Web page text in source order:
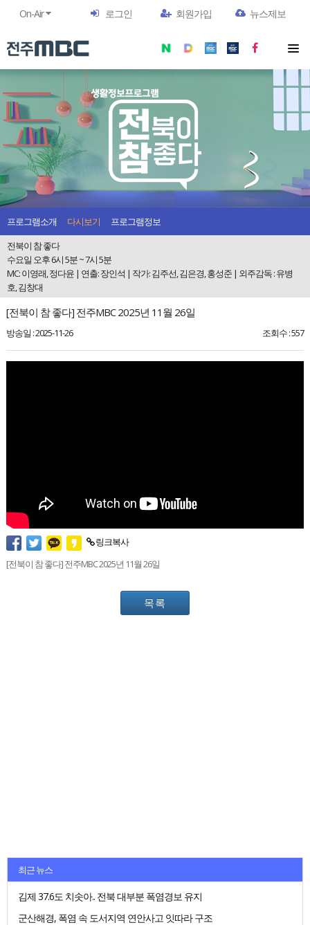
On-Air 로그인 회원가입 뉴스제보
프로그램소개 다시보기
프로그램정보
전북이 참 좋다
수요일 오후 6시 5분 ~ 7시 5분
MC: 이영래, 정다윤 | 연출: 장인석 | 작가: 김주선, 김은경, 홍성준 | 외주감독 : 유병
호, 김창대
[전북이 참 좋다] 전주MBC 2025년 11월 26일
방송일 : 2025-11-26 조회수 : 557
링크복사
[전북이 참 좋다] 전주MBC 2025년 11월 26일
목록
최근 뉴스
김제 37.6도 치솟아.. 전북 대부분 폭염경보 유지
군산해경, 폭염 속 도서지역 연안사고 잇따라 구조